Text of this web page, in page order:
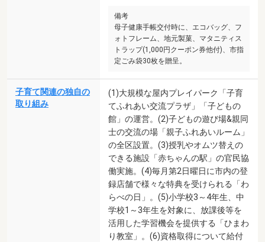
備考
母子健康手帳交付時に、エコバッグ、フ
ォトフレーム、地元製菓、マタニティス
トラップ(1,000円クーポン券他付)、市指
定ごみ袋30枚を贈呈。
子育て関連の独自の
取り組み
(1)大規模な屋内プレイパーク「子育
てふれあい交流プラザ」「子どもの
館」の運営。(2)子どもの遊び場&親同
士の交流の場「親子ふれあいルーム」
の全区設置。(3)授乳やオムツ替えの
できる施設「赤ちゃんの駅」の官民協
働実施。(4)毎月第2日曜日に市内の登
録店舗で様々な特典を受けられる「わ
らべの日」。(5)小学校3～4年生、中
学校1～3年生を対象に、放課後等を
活用した学習機会を提供する「ひまわ
り教室」。(6)資格取得について給付